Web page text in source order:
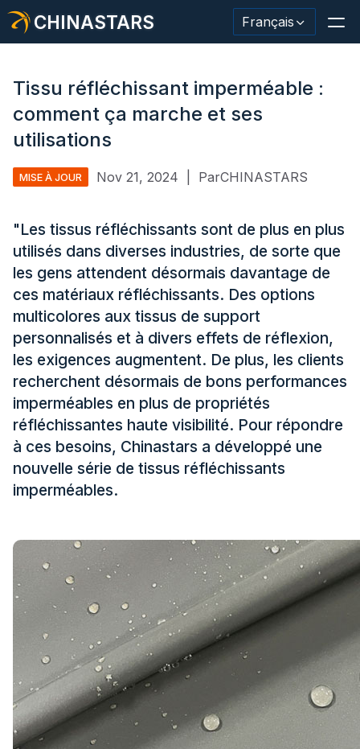
CHINASTARS Français
Matériau/ruban réfléchissant
Tissu réfléchissant de mode
Matériau qui brille dans le noir.
Garniture de lavage industriel
À propos de CHINASTARS
Nouveau produit
Certificat
Catalogue
Vidéo
Contact
Tissu réfléchissant imperméable :
comment ça marche et ses
utilisations
MISE À JOUR Nov 21, 2024 ParCHINASTARS
"Les tissus réfléchissants sont de plus en plus
utilisés dans diverses industries, de sorte que
les gens attendent désormais davantage de
ces matériaux réfléchissants. Des options
multicolores aux tissus de support
personnalisés et à divers effets de réflexion,
les exigences augmentent. De plus, les clients
recherchent désormais de bons performances
imperméables en plus de propriétés
réfléchissantes haute visibilité. Pour répondre
à ces besoins, Chinastars a développé une
nouvelle série de tissus réfléchissants
imperméables.